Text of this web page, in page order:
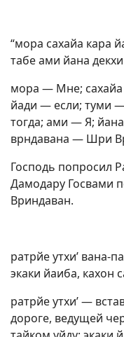
“мора сахайа кара
табе ами йана
мора — Мне;
йади — если; туми
тогда; ами — Я;
врндавана — Шри
Господь попросил
Дамодару Госвами
Вриндаван.
ратрйе утхи’ вана-
экаки йаиба, кахон
ратрйе утхи’ —
дороге, ведущей